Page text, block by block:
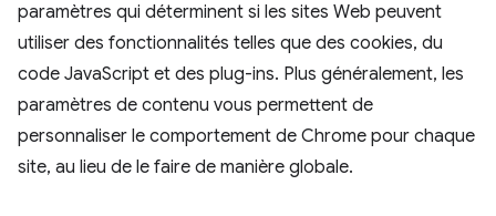
paramètres qui déterminent si les sites Web peuvent
utiliser des fonctionnalités telles que des cookies, du
code JavaScript et des plug-ins. Plus généralement, les
paramètres de contenu vous permettent de
personnaliser le comportement de Chrome pour chaque
site, au lieu de le faire de manière globale.